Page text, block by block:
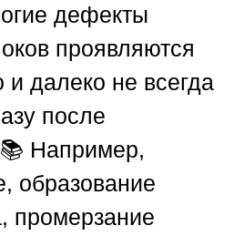
дефекты
проявляются
и далеко не всегда
после
Например,
образование
промерзание